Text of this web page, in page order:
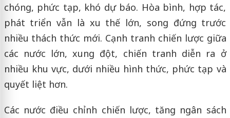
chóng, phức tạp, khó dự báo. Hòa bình, hợp tác,
phát triển vẫn là xu thế lớn, song đứng trước
nhiều thách thức mới. Cạnh tranh chiến lược giữa
các nước lớn, xung đột, chiến tranh diễn ra ở
nhiều khu vực, dưới nhiều hình thức, phức tạp và
quyết liệt hơn.
Các nước điều chỉnh chiến lược, tăng ngân sách